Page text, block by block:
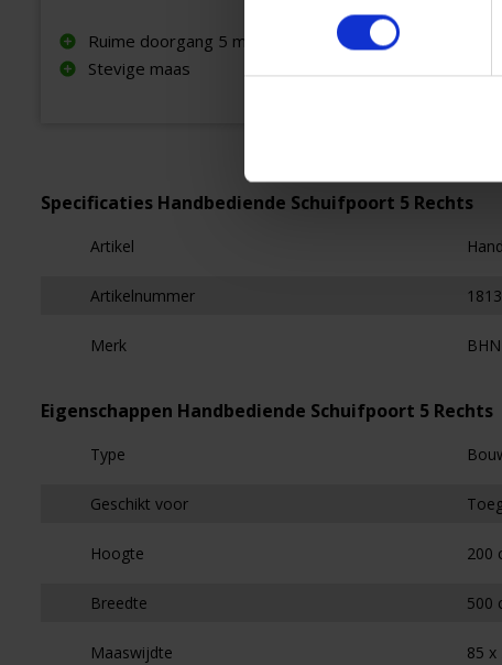
Ruime doorgang 5 meter
Stevige maas
Specificaties Handbediende Schuifpoort 5 Rechts
Artikel
Artikelnummer
Merk
Eigenschappen Handbediende Schuifpoort 5 Rechts
Type
Geschikt voor
Hoogte 200
Breedte 500
Maaswijdte 85 x